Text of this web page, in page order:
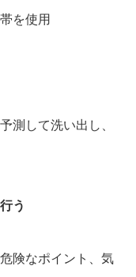
を使用
して洗い出し、
う
なポイント、気